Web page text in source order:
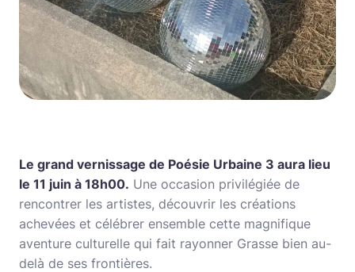
Le grand vernissage de Poésie Urbaine 3 aura lieu
le 11 juin à 18h00. Une occasion privilégiée de
rencontrer les artistes, découvrir les créations
achevées et célébrer ensemble cette magnifique
aventure culturelle qui fait rayonner Grasse bien au-
delà de ses frontières.